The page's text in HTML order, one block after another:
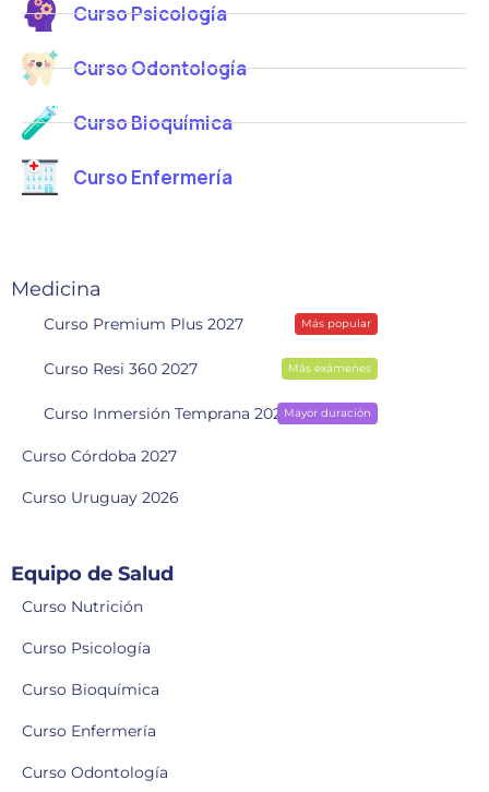
Curso Psicología
Curso Odontología
Curso Bioquímica
Curso Enfermería
Medicina
Curso Premium Plus 2027 Más popular
Curso Resi 360 2027 Más exámenes
Curso Inmersión Temprana 2028Mayor duración
Curso Córdoba 2027
Curso Uruguay 2026
Equipo de Salud
Curso Nutrición
Curso Psicología
Curso Bioquímica
Curso Enfermería
Curso Odontología